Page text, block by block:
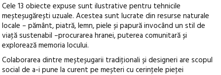
Cele 13 obiecte expuse sunt ilustrative pentru tehnicile
meșteșugărești uzuale. Acestea sunt lucrate din resurse naturale
locale – pământ, piatră, lemn, piele și papură invocând un stil de
viaţă sustenabil –procurarea hranei, puterea comunitară și
explorează memoria locului.
Colaborarea dintre meșteșugarii tradiţionali și designeri are scopul
social de a-i pune la curent pe meșteri cu cerinţele pieţei